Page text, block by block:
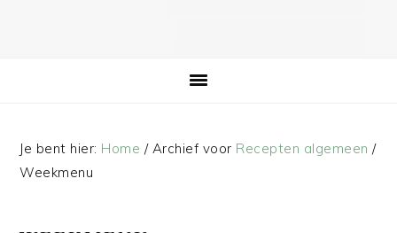
Je bent hier: Home /Archief voor Recepten algemeen /
Weekmenu